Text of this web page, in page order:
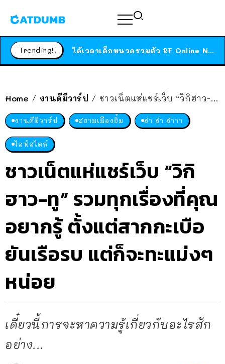
Trending!! ได้เวลาเด็กหนวดรวมตัว RF Online Next เปิดให้เล่นแล้ว เกม Sci-Fi MMORPG ระดับตำนาน เล่นได้ทั้งมือถือและ PC
Home / งานดีมีวาร์ป / ชาวเน็ตแห่แชร์เว็บ “วิกิฮาว-ทู” รวมทุกเรื่องที่คุณอยากรู้ ตั้งแต่สากกะเบือยันเรือรบ แต่ก็จะทะแม่งๆ หน่อย
งานดีมีวาร์ป สยามเมืองยิ้ม ฮ่า ฮ่า ฮ่าาา
ไลฟ์สไตล์
ชาวเน็ตแห่แชร์เว็บ “วิกิ
ฮาว-ทู” รวมทุกเรื่องที่คุณ
อยากรู้ ตั้งแต่สากกะเบือ
ยันเรือรบ แต่ก็จะทะแม่งๆ
หน่อย
เดี๋ยวนี้การจะหาความรู้เกี่ยวกับอะไรสัก
อย่าง...